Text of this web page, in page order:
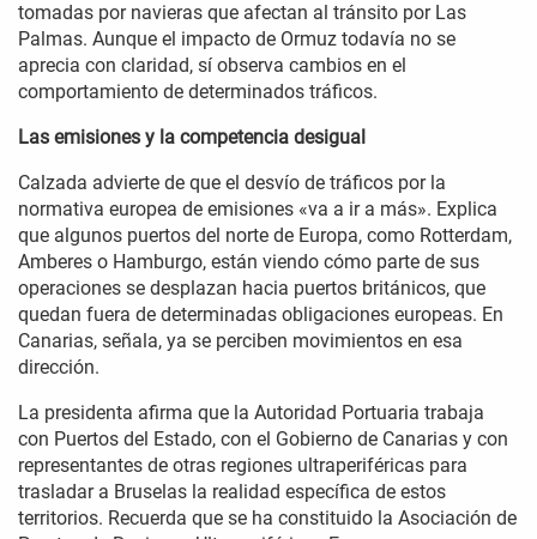
tomadas por navieras que afectan al tránsito por Las
Palmas. Aunque el impacto de Ormuz todavía no se
aprecia con claridad, sí observa cambios en el
comportamiento de determinados tráficos.
Las emisiones y la competencia desigual
Calzada advierte de que el desvío de tráficos por la
normativa europea de emisiones «va a ir a más». Explica
que algunos puertos del norte de Europa, como Rotterdam,
Amberes o Hamburgo, están viendo cómo parte de sus
operaciones se desplazan hacia puertos británicos, que
quedan fuera de determinadas obligaciones europeas. En
Canarias, señala, ya se perciben movimientos en esa
dirección.
La presidenta afirma que la Autoridad Portuaria trabaja
con Puertos del Estado, con el Gobierno de Canarias y con
representantes de otras regiones ultraperiféricas para
trasladar a Bruselas la realidad específica de estos
territorios. Recuerda que se ha constituido la Asociación de